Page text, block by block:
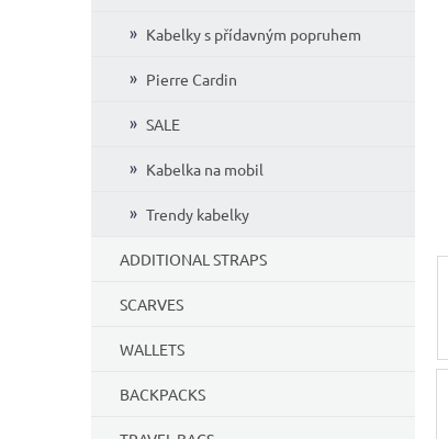
Kabelky s přídavným popruhem
Pierre Cardin
SALE
Kabelka na mobil
Trendy kabelky
ADDITIONAL STRAPS
SCARVES
WALLETS
BACKPACKS